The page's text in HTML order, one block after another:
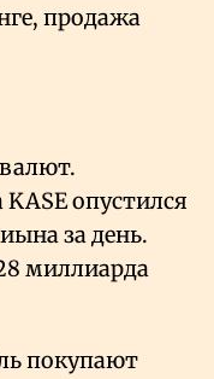
продажа
опустился
за день.
миллиарда
покупают